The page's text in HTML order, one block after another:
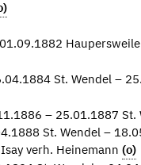
St. Wendel –
– 25.01.1887 St.
St. Wendel –
verh. Heinemann (o)